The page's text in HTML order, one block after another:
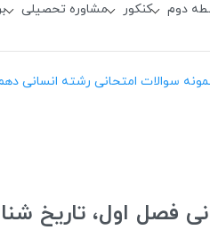
دوم کنکور مشاوره تحصیلی
سوالات امتحانی رشته انسانی
فصل اول، تاریخ